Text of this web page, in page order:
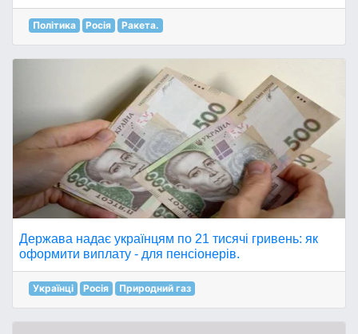
Політика Росія Ракета.
Держава надає українцям по 21 тисячі гривень: як
оформити виплату - для пенсіонерів.
Українці Росія Природний газ